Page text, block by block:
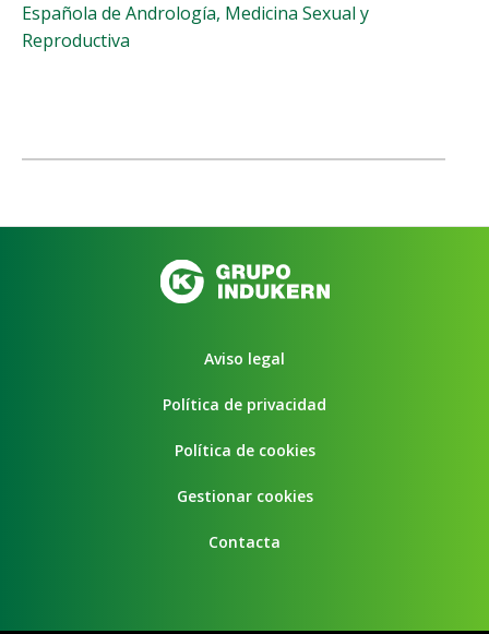
Española de Andrología, Medicina Sexual y
Reproductiva
Aviso legal
Política de privacidad
Política de cookies
Gestionar cookies
Contacta